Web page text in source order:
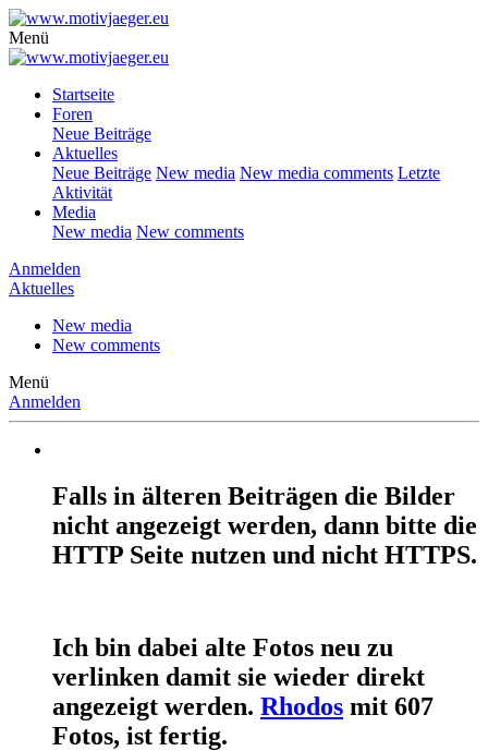
Menü
Startseite
Foren
Neue Beiträge
Aktuelles
Neue Beiträge New media New media comments Letzte
Aktivität
Media
New media New comments
Anmelden
Aktuelles
New media
New comments
Menü
Anmelden
Falls in älteren Beiträgen die Bilder
nicht angezeigt werden, dann bitte die
HTTP Seite nutzen und nicht HTTPS.
Ich bin dabei alte Fotos neu zu
verlinken damit sie wieder direkt
angezeigt werden. Rhodos mit 607
Fotos, ist fertig.